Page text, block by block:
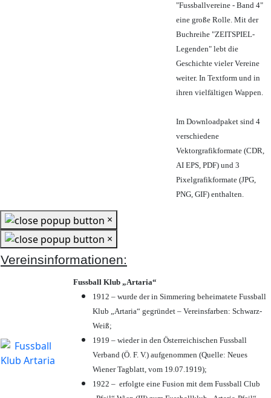
"Fussballvereine - Band 4"
eine große Rolle. Mit der
Buchreihe "ZEITSPIEL-
Legenden" lebt die
Geschichte vieler Vereine
weiter. In Textform und in
ihren vielfältigen Wappen.
Im Downloadpaket sind 4
verschiedene
Vektorgrafikformate (CDR,
AI EPS, PDF) und 3
Pixelgrafikformate (JPG,
PNG, GIF) enthalten.
×
×
Vereinsinformationen:
Fussball Klub „Artaria“
1912 – wurde der in Simmering beheimatete Fussball
Klub „Artaria“ gegründet – Vereinsfarben: Schwarz-
Weiß;
1919 – wieder in den Österreichischen Fussball
Verband (Ö. F. V.) aufgenommen (Quelle: Neues
Wiener Tagblatt, vom 19.07.1919);
1922 – erfolgte eine Fusion mit dem Fussball Club